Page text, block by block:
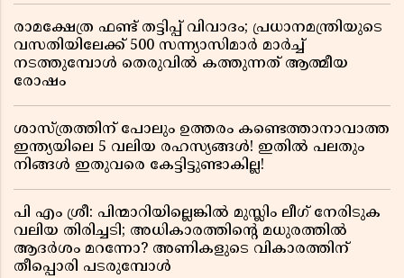
രാമക്ഷേത്ര ഫണ്ട് തട്ടിപ്പ് വിവാദം; പ്രധാനമന്ത്രിയുടെ
വസതിയിലേക്ക് 500 സന്ന്യാസിമാർ മാർച്ച്
നടത്തുമ്പോൾ തെരുവിൽ കത്തുന്നത് ആത്മീയ
രോഷം
ശാസ്ത്രത്തിന് പോലും ഉത്തരം കണ്ടെത്താനാവാത്ത
ഇന്ത്യയിലെ 5 വലിയ രഹസ്യങ്ങൾ! ഇതിൽ പലതും
നിങ്ങൾ ഇതുവരെ കേട്ടിട്ടുണ്ടാകില്ല!
പി എം ശ്രീ: പിന്മാറിയില്ലെങ്കിൽ മുസ്ലിം ലീഗ് നേരിടുക
വലിയ തിരിച്ചടി; അധികാരത്തിന്റെ മധുരത്തിൽ
ആദർശം മറന്നോ? അണികളുടെ വികാരത്തിന്
തീപ്പൊരി പടരുമ്പോൾ